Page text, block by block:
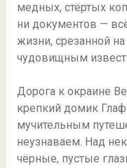
медных, стёртых
ни документов —
жизни, срезанной
чудовищным
Дорога к окраине
крепкий домик
мучительным
неузнаваем. Над
чёрные, пустые